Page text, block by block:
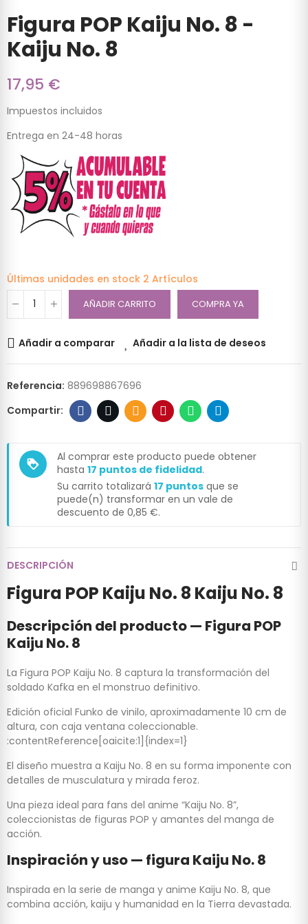
Figura POP Kaiju No. 8 -
Kaiju No. 8
17,95 €
Impuestos incluidos
Entrega en 24-48 horas
Últimas unidades en stock 2 Artículos
AÑADIR CARRITO COMPRA YA
Añadir a comparar Añadir a la lista de deseos
Referencia: 889698867696
loyalty
Al comprar este producto puede obtener
hasta 17 puntos de fidelidad.
Su carrito totalizará 17 puntos que se
puede(n) transformar en un vale de
descuento de 0,85 €.
DESCRIPCIÓN
Figura POP Kaiju No. 8 Kaiju No. 8
Descripción del producto — Figura POP
Kaiju No. 8
La Figura POP Kaiju No. 8 captura la transformación del
soldado Kafka en el monstruo definitivo.
Edición oficial Funko de vinilo, aproximadamente 10 cm de
altura, con caja ventana coleccionable.
:contentReference[oaicite:1]{index=1}
El diseño muestra a Kaiju No. 8 en su forma imponente con
detalles de musculatura y mirada feroz.
Una pieza ideal para fans del anime “Kaiju No. 8”,
coleccionistas de figuras POP y amantes del manga de
acción.
Inspiración y uso — figura Kaiju No. 8
Inspirada en la serie de manga y anime Kaiju No. 8, que
combina acción, kaiju y humanidad en la Tierra devastada.